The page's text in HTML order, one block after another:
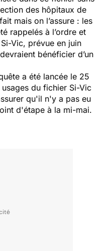
des hôpitaux de
mais on l’assure : les
rappelés à l’ordre et
Vic, prévue en juin
bénéficier d’un
a été lancée le 25
du fichier Si-Vic
qu'il n'y a pas eu
d'étape à la mi-mai.